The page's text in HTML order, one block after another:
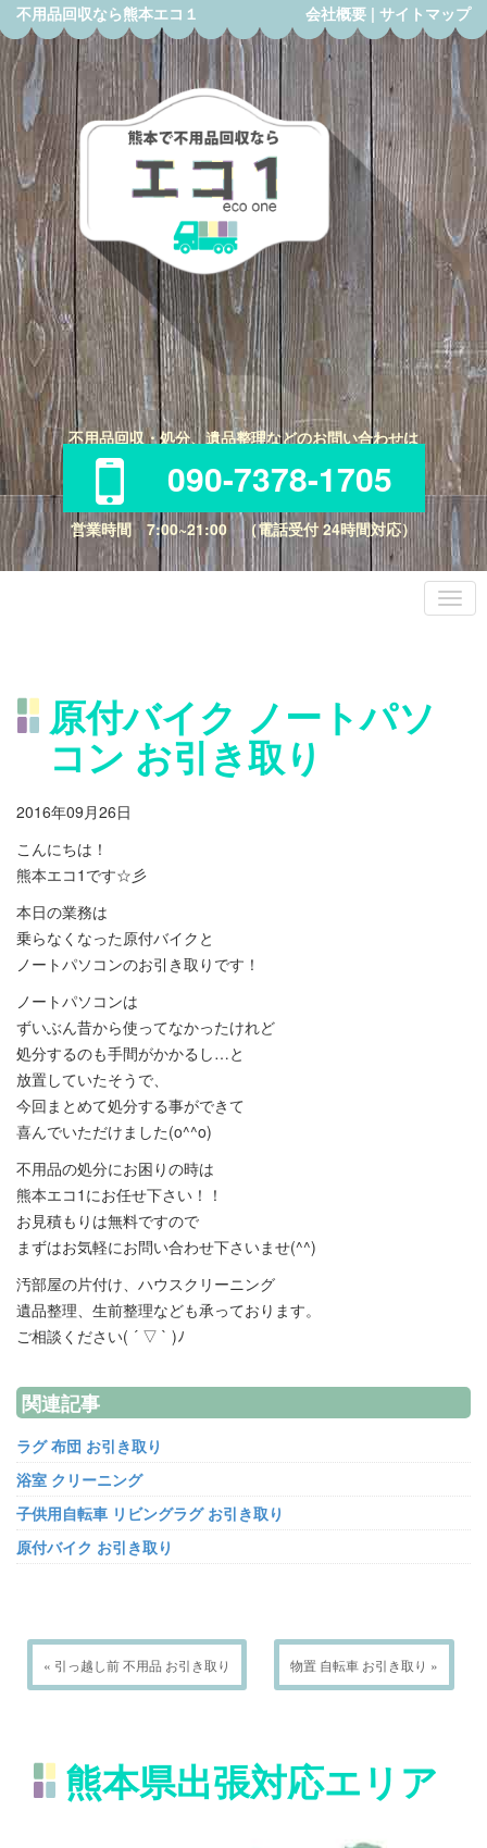
不用品回収なら熊本エコ１ 会社概要| サイトマップ
不用品回収・処分、遺品整理などのお問い合わせは
090-7378-1705
営業時間 7:00~21:00 （電話受付 24時間対応）
原付バイク ノートパソ
コン お引き取り
2016年09月26日
こんにちは！
熊本エコ1です☆彡
本日の業務は
乗らなくなった原付バイクと
ノートパソコンのお引き取りです！
ノートパソコンは
ずいぶん昔から使ってなかったけれど
処分するのも手間がかかるし…と
放置していたそうで、
今回まとめて処分する事ができて
喜んでいただけました(o^^o)
不用品の処分にお困りの時は
熊本エコ1にお任せ下さい！！
お見積もりは無料ですので
まずはお気軽にお問い合わせ下さいませ(^^)
汚部屋の片付け、ハウスクリーニング
遺品整理、生前整理なども承っております。
ご相談ください( ´ ▽ ` )ﾉ
関連記事
ラグ 布団 お引き取り
浴室 クリーニング
子供用自転車 リビングラグ お引き取り
原付バイク お引き取り
« 引っ越し前 不用品 お引き取り 物置 自転車 お引き取り »
熊本県出張対応エリア